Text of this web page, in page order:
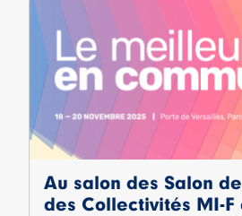
Au salon des Salon
des Collectivités MI-F